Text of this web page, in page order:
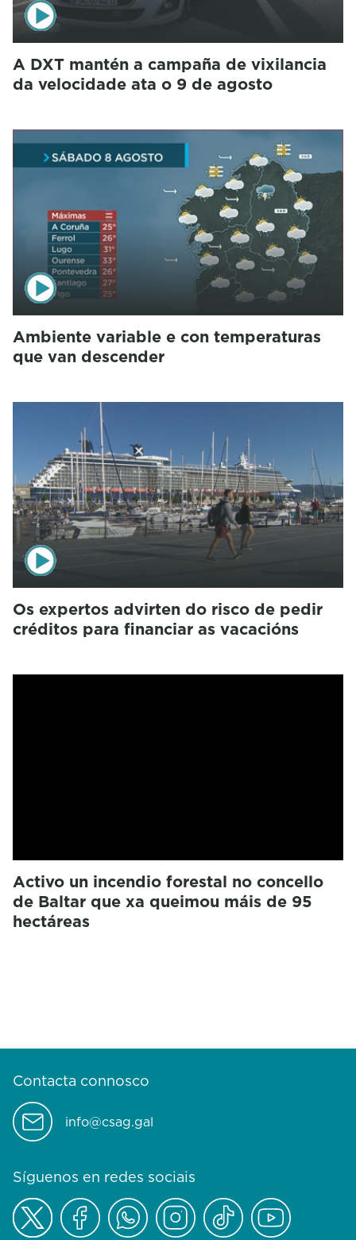
A DXT mantén a campaña de vixilancia
da velocidade ata o 9 de agosto
Ambiente variable e con temperaturas
que van descender
Os expertos advirten do risco de pedir
créditos para financiar as vacacións
Activo un incendio forestal no concello
de Baltar que xa queimou máis de 95
hectáreas
Contacta connosco
info@csag.gal
Síguenos en redes sociais